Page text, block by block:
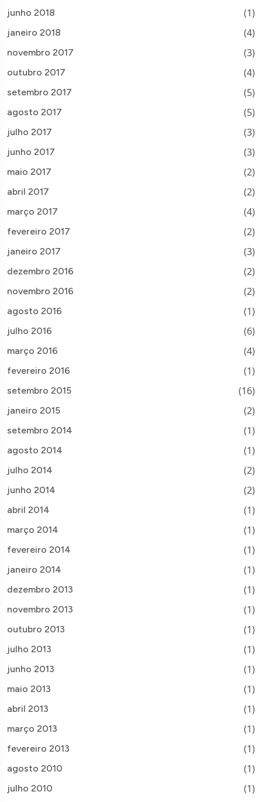
junho 2018 (1)
janeiro 2018 (4)
novembro 2017 (3)
outubro 2017 (4)
setembro 2017 (5)
agosto 2017 (5)
julho 2017 (3)
junho 2017 (3)
maio 2017 (2)
abril 2017 (2)
março 2017 (4)
fevereiro 2017 (2)
janeiro 2017 (3)
dezembro 2016 (2)
novembro 2016 (2)
agosto 2016 (1)
julho 2016 (6)
março 2016 (4)
fevereiro 2016 (1)
setembro 2015 (16)
janeiro 2015 (2)
setembro 2014 (1)
agosto 2014 (1)
julho 2014 (2)
junho 2014 (2)
abril 2014 (1)
março 2014 (1)
fevereiro 2014 (1)
janeiro 2014 (1)
dezembro 2013 (1)
novembro 2013 (1)
outubro 2013 (1)
julho 2013 (1)
junho 2013 (1)
maio 2013 (1)
abril 2013 (1)
março 2013 (1)
fevereiro 2013 (1)
agosto 2010 (1)
julho 2010 (1)